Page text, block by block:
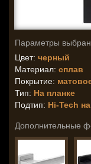
Параметры
Цвет: черный
Материал: сплав
Покрытие:
Тип: На планке
Подтип: Hi-Tech
Дополнительные